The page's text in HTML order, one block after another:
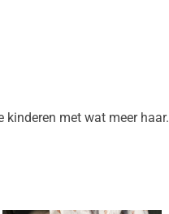
met wat meer haar.